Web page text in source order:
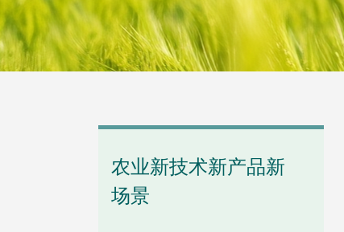
学会章程 专题学习 学会动态
农业新技术新产品新
场景